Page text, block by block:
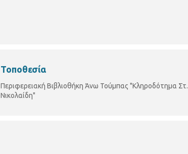
Τοποθεσία
Περιφερειακή Βιβλιοθήκη Άνω Τούμπας "Κληροδότημα Στ.
Νικολαίδη"